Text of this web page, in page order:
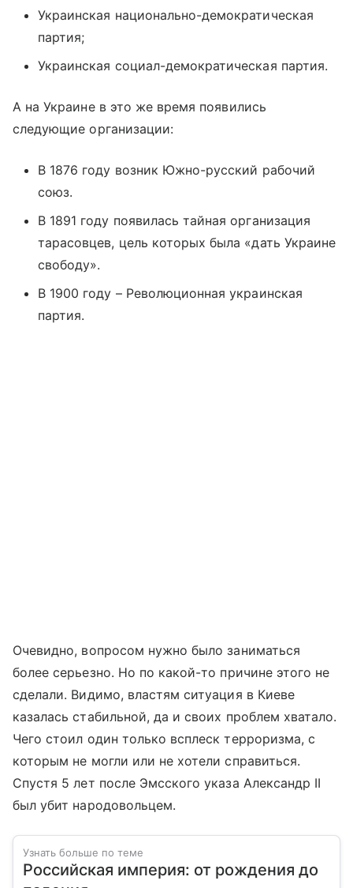
Украинская национально-демократическая
партия;
Украинская социал-демократическая партия.
А на Украине в это же время появились
следующие организации:
В 1876 году возник Южно-русский рабочий
союз.
В 1891 году появилась тайная организация
тарасовцев, цель которых была «дать Украине
свободу».
В 1900 году – Революционная украинская
партия.
Очевидно, вопросом нужно было заниматься
более серьезно. Но по какой-то причине этого не
сделали. Видимо, властям ситуация в Киеве
казалась стабильной, да и своих проблем хватало.
Чего стоил один только всплеск терроризма, с
которым не могли или не хотели справиться.
Спустя 5 лет после Эмсского указа Александр II
был убит народовольцем.
Узнать больше по теме
Российская империя: от рождения до